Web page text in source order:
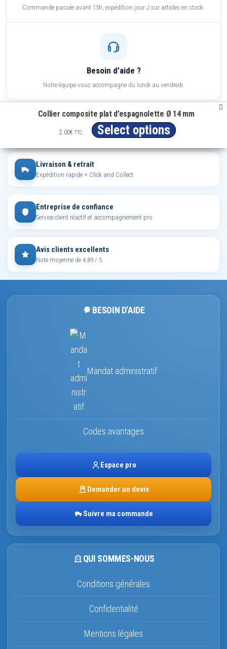
Commande passée avant 15h, expédition jour J sur articles en stock.
Besoin d’aide ?
Notre équipe vous accompagne du lundi au vendredi.
Collier composite plat d’espagnolette Ø 14 mm
2.00€ TTC Select options
Paiement sécurisé
CB, Visa, Mastercard, PayPal, virement
Livraison & retrait
Expédition rapide + Click and Collect
Entreprise de confiance
Service client réactif et accompagnement pro
Avis clients excellents
Note moyenne de 4,89 / 5
BESOIN D’AIDE
Mandat administratif
Codes avantages
Espace pro
Demander un devis
Suivre ma commande
QUI SOMMES-NOUS
Conditions générales
Confidentialité
Mentions légales